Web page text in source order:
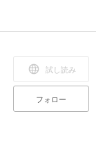
試し読み
フォロー